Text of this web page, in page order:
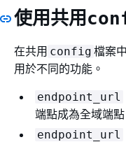
使用共用
在共用 config 檔案
用於不同的功能。
endpoint_url
端點成為全域端點
endpoint_url